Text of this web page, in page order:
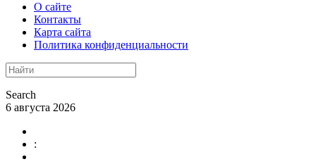
О сайте
Контакты
Карта сайта
Политика конфиденциальности
Search
6 августа 2026
: